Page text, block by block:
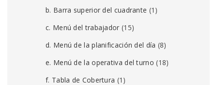
b. Barra superior del cuadrante (1)
c. Menú del trabajador (15)
d. Menú de la planificación del día (8)
e. Menú de la operativa del turno (18)
f. Tabla de Cobertura (1)